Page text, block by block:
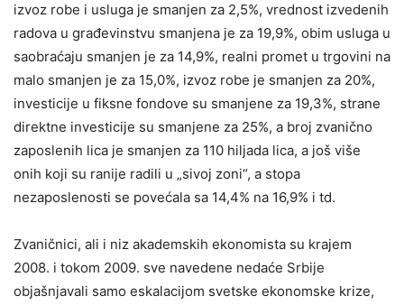
izvoz robe i usluga je smanjen za 2,5%, vrednost izvedenih
radova u građevinstvu smanjena je za 19,9%, obim usluga u
saobraćaju smanjen je za 14,9%, realni promet u trgovini na
malo smanjen je za 15,0%, izvoz robe je smanjen za 20%,
investicije u fiksne fondove su smanjene za 19,3%, strane
direktne investicije su smanjene za 25%, a broj zvanično
zaposlenih lica je smanjen za 110 hiljada lica, a još više
onih koji su ranije radili u „sivoj zoni“, a stopa
nezaposlenosti se povećala sa 14,4% na 16,9% i td.
Zvaničnici, ali i niz akademskih ekonomista su krajem
2008. i tokom 2009. sve navedene nedaće Srbije
objašnjavali samo eskalacijom svetske ekonomske krize,